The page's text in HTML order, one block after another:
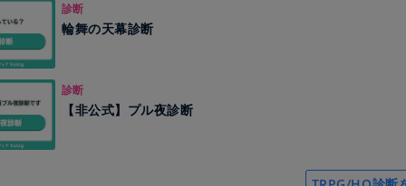
診断
輪舞の天幕診断
診断
【非公式】プル夜診断